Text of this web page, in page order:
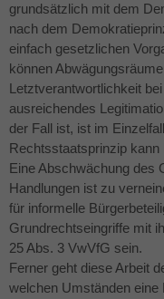
grundsätzlich mit dem
nach dem
einfach gesetzlichen
können
Letztverantwortlichkeit
ausreichendes
der Fall ist, ist im
Rechtsstaatsprinzip kann
Eine Abschwächung des
Handlungen ist zu
für informelle
Grundrechtseingriffe mit
25 Abs. 3 VwVfG sein.
Ferner geht diese Arbeit
welchen Umständen eine